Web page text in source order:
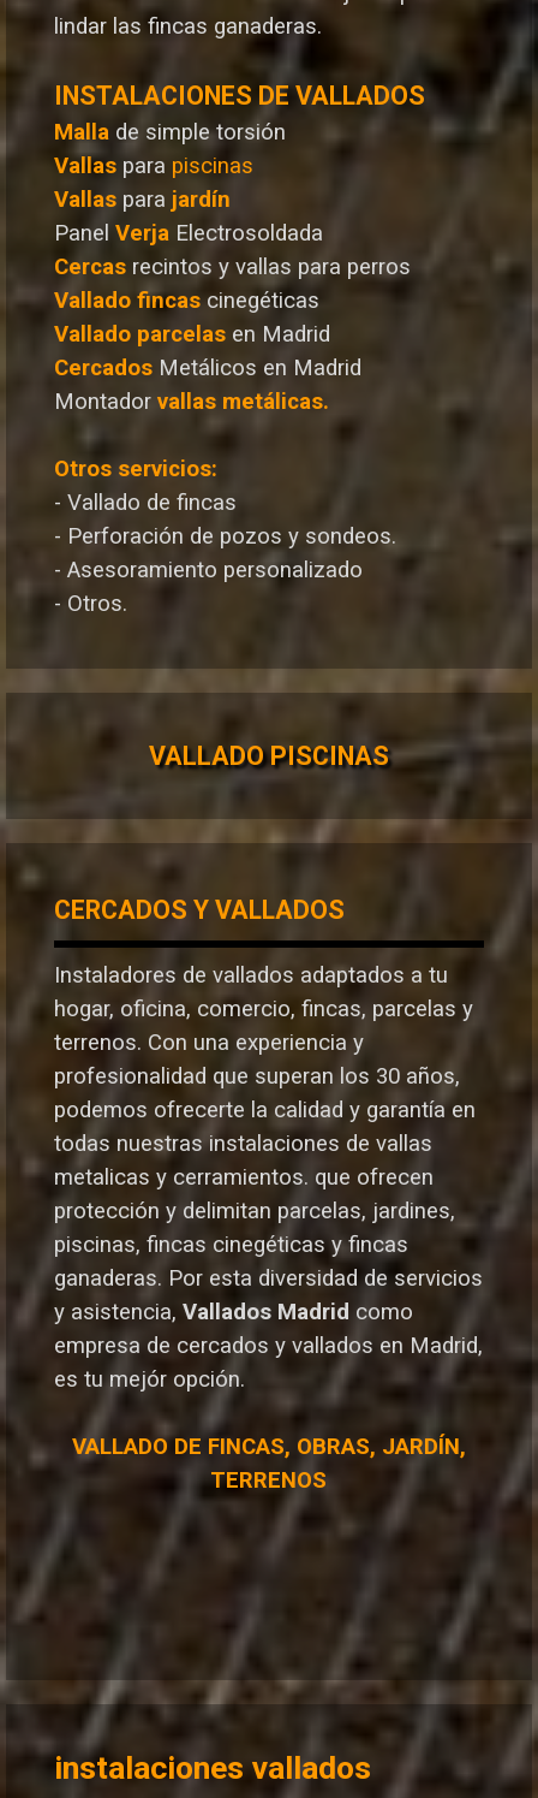
lindar las fincas ganaderas.
INSTALACIONES DE VALLADOS
Malla de simple torsión
Vallas para piscinas
Vallas para jardín
Panel Verja Electrosoldada
Cercas recintos y vallas para perros
Vallado fincas cinegéticas
Vallado parcelas en Madrid
Cercados Metálicos en Madrid
Montador vallas metálicas.
Otros servicios:
- Vallado de fincas
- Perforación de pozos y sondeos.
- Asesoramiento personalizado
- Otros.
VALLADO PISCINAS
CERCADOS Y VALLADOS
Instaladores de vallados adaptados a tu
hogar, oficina, comercio, fincas, parcelas y
terrenos. Con una experiencia y
profesionalidad que superan los 30 años,
podemos ofrecerte la calidad y garantía en
todas nuestras instalaciones de vallas
metalicas y cerramientos. que ofrecen
protección y delimitan parcelas, jardines,
piscinas, fincas cinegéticas y fincas
ganaderas. Por esta diversidad de servicios
y asistencia, Vallados Madrid como
empresa de cercados y vallados en Madrid,
es tu mejór opción.
VALLADO DE FINCAS, OBRAS, JARDÍN,
TERRENOS
instalaciones vallados